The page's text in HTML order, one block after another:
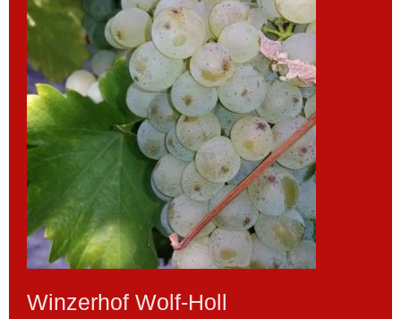
Winzerhof Wolf-Holl